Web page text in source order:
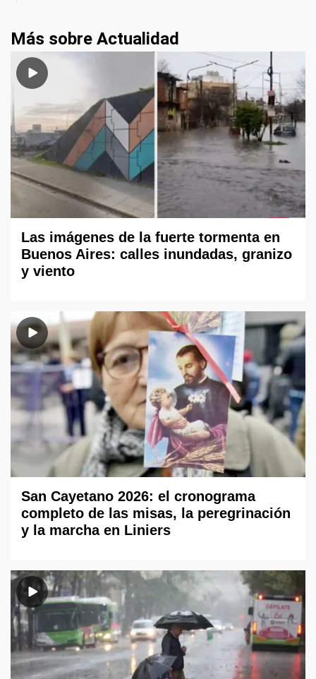
Más sobre Actualidad
Las imágenes de la fuerte tormenta en
Buenos Aires: calles inundadas, granizo
y viento
San Cayetano 2026: el cronograma
completo de las misas, la peregrinación
y la marcha en Liniers